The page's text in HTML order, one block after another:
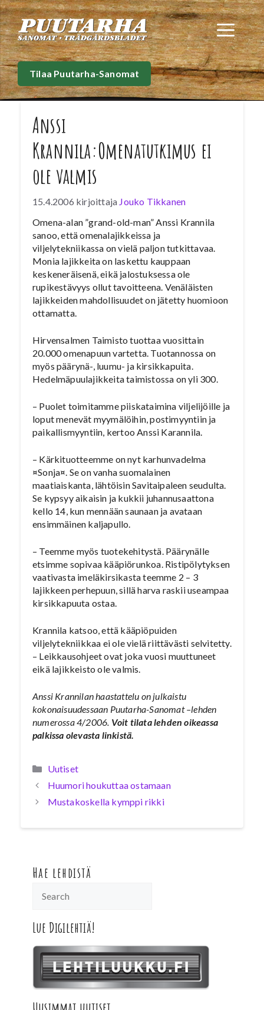
Siirry
sisältöön
Tilaa Puutarha-Sanomat
Anssi
Krannila:Omenatutkimus ei
ole valmis
15.4.2006 kirjoittaja Jouko Tikkanen
Omena-alan ”grand-old-man” Anssi Krannila
sanoo, että omenalajikkeissa ja
viljelytekniikassa on vielä paljon tutkittavaa.
Monia lajikkeita on laskettu kauppaan
keskeneräisenä, eikä jalostuksessa ole
rupikestävyys ollut tavoitteena. Venäläisten
lajikkeiden mahdollisuudet on jätetty huomioon
ottamatta.
Hirvensalmen Taimisto tuottaa vuosittain
20.000 omenapuun vartetta. Tuotannossa on
myös päärynä-, luumu- ja kirsikkapuita.
Hedelmäpuulajikkeita taimistossa on yli 300.
– Puolet toimitamme piiskataimina viljelijöille ja
loput menevät myymälöihin, postimyyntiin ja
paikallismyyntiin, kertoo Anssi Karannila.
– Kärkituotteemme on nyt karhunvadelma
¤Sonja¤. Se on vanha suomalainen
maatiaiskanta, lähtöisin Savitaipaleen seudulta.
Se kypsyy aikaisin ja kukkii juhannusaattona
kello 14, kun mennään saunaan ja avataan
ensimmäinen kaljapullo.
– Teemme myös tuotekehitystä. Päärynälle
etsimme sopivaa kääpiörunkoa. Ristipölytyksen
vaativasta imeläkirsikasta teemme 2 – 3
lajikkeen perhepuun, sillä harva raskii useampaa
kirsikkapuuta ostaa.
Krannila katsoo, että kääpiöpuiden
viljelytekniikkaa ei ole vielä riittävästi selvitetty.
– Leikkausohjeet ovat joka vuosi muuttuneet
eikä lajikkeisto ole valmis.
Anssi Krannilan haastattelu on julkaistu
kokonaisuudessaan Puutarha-Sanomat –lehden
numerossa 4/2006. Voit tilata lehden oikeassa
palkissa olevasta linkistä.
Kategoriat
Uutiset
Huumori houkuttaa ostamaan
Mustakoskella kymppi rikki
Hae lehdistä
Lue Digilehtiä!